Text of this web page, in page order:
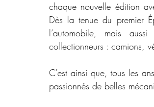
chaque nouvelle édition
Dès la tenue du premier
l’automobile, mais
collectionneurs : camions,
C’est ainsi que, tous les
passionnés de belles